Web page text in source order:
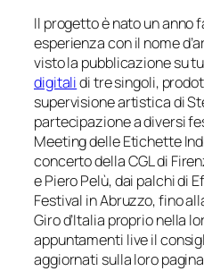
Il progetto è nato un anno
esperienza con il nome
visto la pubblicazione su
digitalidi tre singoli,
supervisione artistica di
partecipazione a diversi
Meeting delle Etichette
concerto della CGL di
e Piero Pelù, dai palchi di
Festival in Abruzzo, fino
Giro d’Italia proprio nella
appuntamenti live il
aggiornati sulla loro pagina